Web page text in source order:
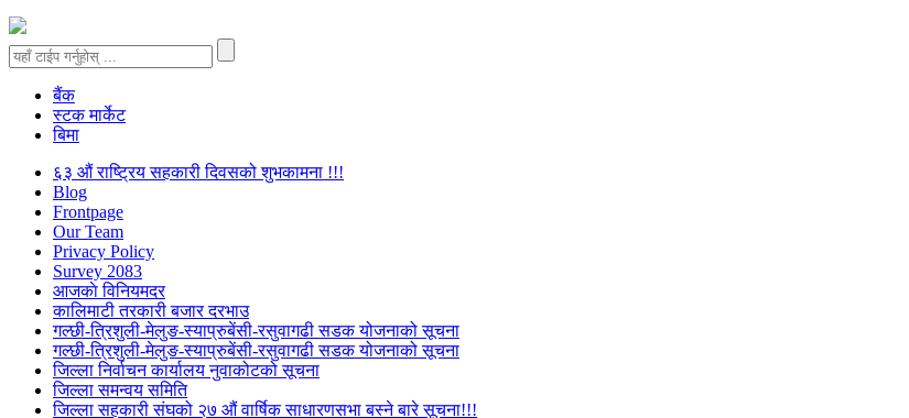
बैंक
स्टक मार्केट
बिमा
६३ औं राष्ट्रिय सहकारी दिवसको शुभकामना !!!
Blog
Frontpage
Our Team
Privacy Policy
Survey 2083
आजकाे विनियमदर
कालिमाटी तरकारी बजार दरभाउ
गल्छी-त्रिशुली-मेलुङ-स्याप्रुबेंसी-रसुवागढी सडक योजनाको सूचना
गल्छी-त्रिशुली-मेलुङ-स्याप्रुबेंसी-रसुवागढी सडक योजनाको सूचना
जिल्ला निर्वाचन कार्यालय नुवाकोटको सूचना
जिल्ला समन्वय समिति
जिल्ला सहकारी संघको २७ औं वार्षिक साधारणसभा बस्ने बारे सूचना!!!